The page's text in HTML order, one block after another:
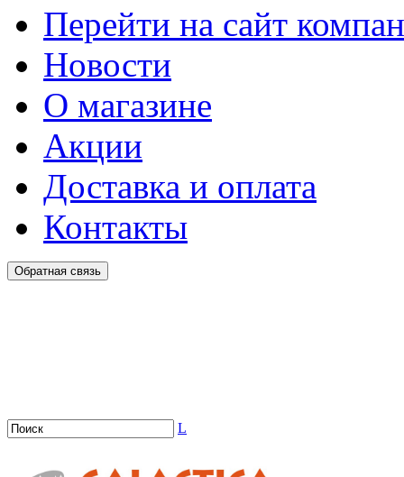
Перейти на сайт
Новости
О магазине
Акции
Доставка и оплата
Контакты
Обратная связь
L